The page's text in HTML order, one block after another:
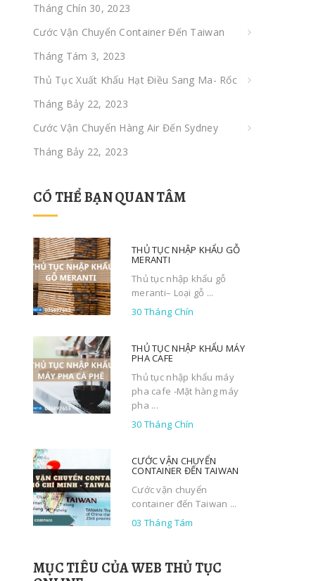
Tháng Chín 30, 2023
Cước Vận Chuyển Container Đến Taiwan
Tháng Tám 3, 2023
Thủ Tục Xuất Khẩu Hạt Điều Sang Ma- Rốc
Tháng Bảy 22, 2023
Cước Vận Chuyển Hàng Air Đến Sydney
Tháng Bảy 22, 2023
CÓ THỂ BẠN QUAN TÂM
THỦ TỤC NHẬP KHẨU GỖ
MERANTI
Thủ tục nhập khẩu gỗ
meranti– Loại gỗ ...
30 Tháng Chín
THỦ TỤC NHẬP KHẨU MÁY
PHA CAFE
Thủ tục nhập khẩu máy
pha cafe -Mặt hàng máy
pha ...
30 Tháng Chín
CƯỚC VẬN CHUYỂN
CONTAINER ĐẾN TAIWAN
Cước vận chuyển
container đến Taiwan ...
03 Tháng Tám
MỤC TIÊU CỦA WEB THỦ TỤC